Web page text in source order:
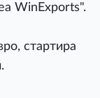
WinExports".
стартира